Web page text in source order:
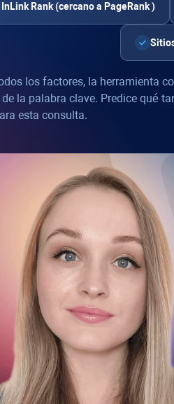
InLink Rank(cercano a PageRank)
los factores, la herramienta
la palabra clave. Predice qué
esta consulta.